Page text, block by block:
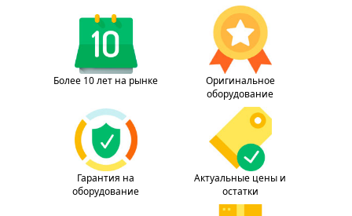
Более 10 лет на рынке
Оригинальное
оборудование
Гарантия на
оборудование
Актуальные цены и
остатки